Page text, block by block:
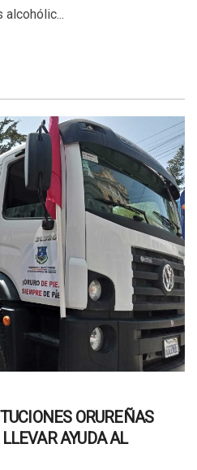
alcohólic...
ORUREÑAS
AYUDA AL